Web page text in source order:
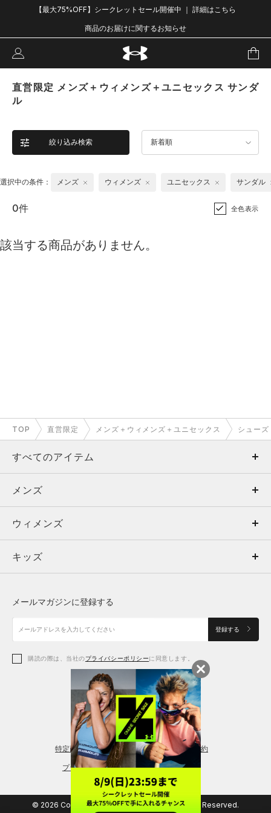
【最大75%OFF】シークレットセール開催中 ｜ 詳細はこちら
商品のお届けに関するお知らせ
直営限定 メンズ＋ウィメンズ＋ユニセックス サンダ
ル
絞り込み検索 新着順
選択中の条件： メンズ ウィメンズ ユニセックス サンダル
0件 全色表示
該当する商品がありません。
TOP 直営限定 メンズ＋ウィメンズ＋ユニセックス シューズ
すべてのアイテム
メンズ
ウィメンズ
キッズ
アクセサリー
メンズ
トップス
ボトムス
アクセサリー
ウィメンズ
トップス
シューズ
アクセサリー
レギンス＆タイツ
キッズ
シューズ
メールマガジンに登録する
登録する
購読の際は、当社のプライバシーポリシーに同意します。
特定商取引法に基づく通販の表記 会員規約
プライバシーポリシー
© 2026 Copyright DOME Corporation. All Rights Reserved.